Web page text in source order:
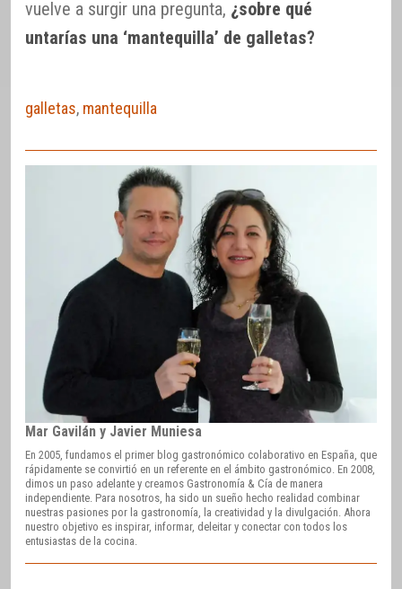
vuelve a surgir una pregunta, ¿sobre qué
untarías una ‘mantequilla’ de galletas?
galletas, mantequilla
Mar Gavilán y Javier Muniesa
En 2005, fundamos el primer blog gastronómico colaborativo en España, que
rápidamente se convirtió en un referente en el ámbito gastronómico. En 2008,
dimos un paso adelante y creamos Gastronomía & Cía de manera
independiente. Para nosotros, ha sido un sueño hecho realidad combinar
nuestras pasiones por la gastronomía, la creatividad y la divulgación. Ahora
nuestro objetivo es inspirar, informar, deleitar y conectar con todos los
entusiastas de la cocina.